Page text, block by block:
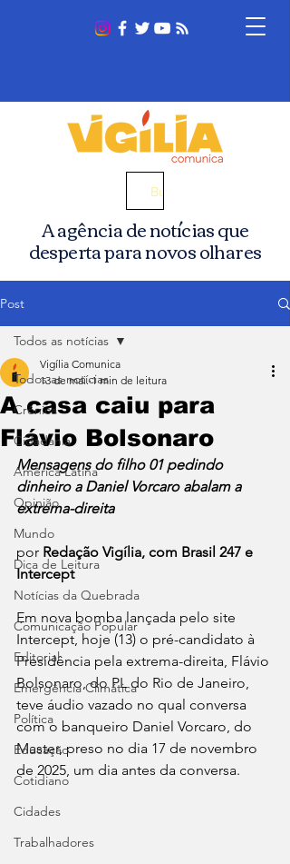
A agência de notícias que
desperta para novos olhares
Busca
Post
Todos as notícias
Crônica
Cidadania
América Latina
Opinião
Mundo
Dica de Leitura
Notícias da Quebrada
Comunicação Popular
Editorial
Emergência Climática
Política
Educação
Cotidiano
Cidades
Trabalhadores
Todos as notícias
A casa caiu para
Flávio Bolsonaro
Vigília Comunica
13 de mai. 1 min de leitura
Mensagens do filho 01 pedindo
dinheiro a Daniel Vorcaro abalam a
extrema-direita
por Redação Vigília, com Brasil 247 e
Intercept
Em nova bomba lançada pelo site
Intercept, hoje (13) o pré-candidato à
Presidência pela extrema-direita, Flávio
Bolsonaro, do PL do Rio de Janeiro,
teve áudio vazado no qual conversa
com o banqueiro Daniel Vorcaro, do
Master, preso no dia 17 de novembro
de 2025, um dia antes da conversa.